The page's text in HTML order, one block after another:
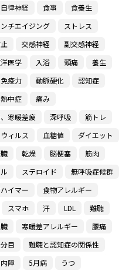
自律神経 食事
食養生
チエイジング
ストレス
交感神経
副交感神経
医学 入浴 頭痛
養生
免疫力 動脈硬化
認知症
熱中症
痛み
寒暖差疲
深呼吸
筋トレ
ウィルス 血糖値
ダイエット
乾燥 脳梗塞
筋肉
ステロイド
無呼吸症候群
イマー
食物アレルギー
スマホ 汗 LDL
難聴
寒暖差アレルギー
腰痛
目
難聴と認知症の関係性
障 5月病
うつ